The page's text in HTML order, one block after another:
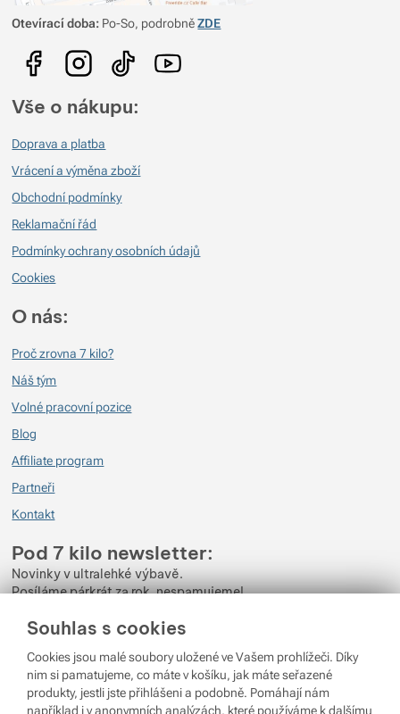
Souhlas s cookies
Cookies jsou malé soubory uložené ve Vašem prohlížeči. Díky
nim si pamatujeme, co máte v košíku, jak máte seřazené
produkty, jestli jste přihlášeni a podobně. Pomáhají nám
například i v anonymních analýzách, které používáme k dalšímu
Otevírací doba: Po-So, podrobněZDE
Vše o nákupu:
Doprava a platba
Vrácení a výměna zboží
Obchodní podmínky
Reklamační řád
Podmínky ochrany osobních údajů
Cookies
O nás:
Proč zrovna 7 kilo?
Náš tým
Volné pracovní pozice
Blog
Affiliate program
Partneři
Kontakt
Pod 7 kilo newsletter:
Novinky v ultralehké výbavě.
Posíláme párkrát za rok, nespamujeme!
Zadejte váš e-mail
Odběrem newsletteru souhlasíte se zpracovánímOsobních údajů.
Přihlásit se